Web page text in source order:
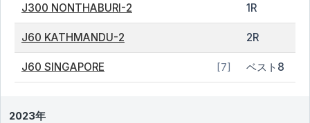
J300 NONTHABURI-2 1R
J60 KATHMANDU-2 2R
J60 SINGAPORE [7] ベスト8
2023年